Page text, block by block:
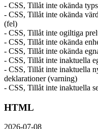
- CSS, Tillåt inte okända
- CSS, Tillåt inte okända
(fel)
- CSS, Tillåt inte ogiltiga
- CSS, Tillåt inte okända
- CSS, Tillåt inte okända
- CSS, Tillåt inte inaktuella
- CSS, Tillåt inte inaktuella
deklarationer (varning)
- CSS, Tillåt inte inaktuella
HTML
2026-07-08